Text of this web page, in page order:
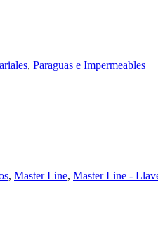
, Paraguas e Impermeables
, Master Line, Master Line -